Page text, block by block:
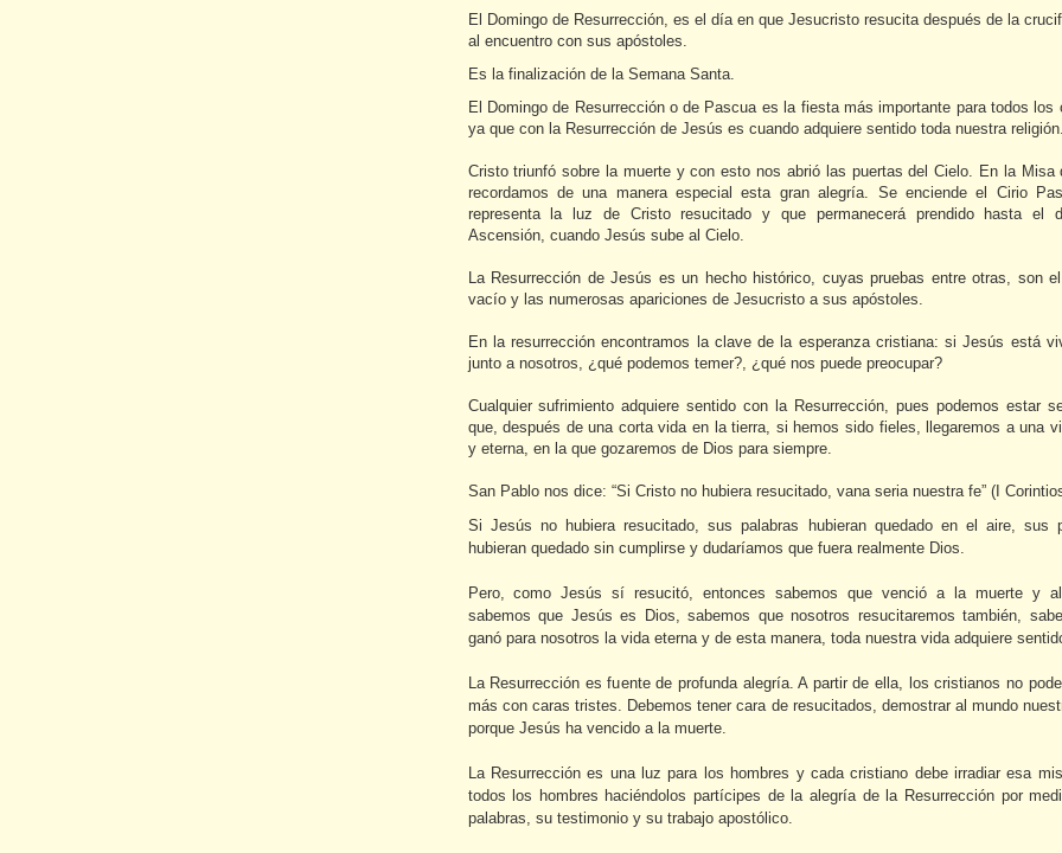
El Domingo de Resurrección, es el día en que Jesucristo resucita después de la
al encuentro con sus apóstoles.
Es la finalización de la Semana Santa.
El Domingo de Resurrección o de Pascua es la fiesta más importante para todos los
ya que con la Resurrección de Jesús es cuando adquiere sentido toda nuestra
Cristo triunfó sobre la muerte y con esto nos abrió las puertas del Cielo. En la Misa
recordamos de una manera especial esta gran alegría. Se enciende el Cirio
representa la luz de Cristo resucitado y que permanecerá prendido hasta el
Ascensión, cuando Jesús sube al Cielo.
La Resurrección de Jesús es un hecho histórico, cuyas pruebas entre otras, son
vacío y las numerosas apariciones de Jesucristo a sus apóstoles.
En la resurrección encontramos la clave de la esperanza cristiana: si Jesús está
junto a nosotros, ¿qué podemos temer?, ¿qué nos puede preocupar?
Cualquier sufrimiento adquiere sentido con la Resurrección, pues podemos estar
que, después de una corta vida en la tierra, si hemos sido fieles, llegaremos a una
y eterna, en la que gozaremos de Dios para siempre.
San Pablo nos dice: “Si Cristo no hubiera resucitado, vana seria nuestra fe” (I
Si Jesús no hubiera resucitado, sus palabras hubieran quedado en el aire, sus
hubieran quedado sin cumplirse y dudaríamos que fuera realmente Dios.
Pero, como Jesús sí resucitó, entonces sabemos que venció a la muerte y
sabemos que Jesús es Dios, sabemos que nosotros resucitaremos también,
ganó para nosotros la vida eterna y de esta manera, toda nuestra vida adquiere
La Resurrección es fuente de profunda alegría. A partir de ella, los cristianos no
más con caras tristes. Debemos tener cara de resucitados, demostrar al mundo
porque Jesús ha vencido a la muerte.
La Resurrección es una luz para los hombres y cada cristiano debe irradiar esa
todos los hombres haciéndolos partícipes de la alegría de la Resurrección por
palabras, su testimonio y su trabajo apostólico.